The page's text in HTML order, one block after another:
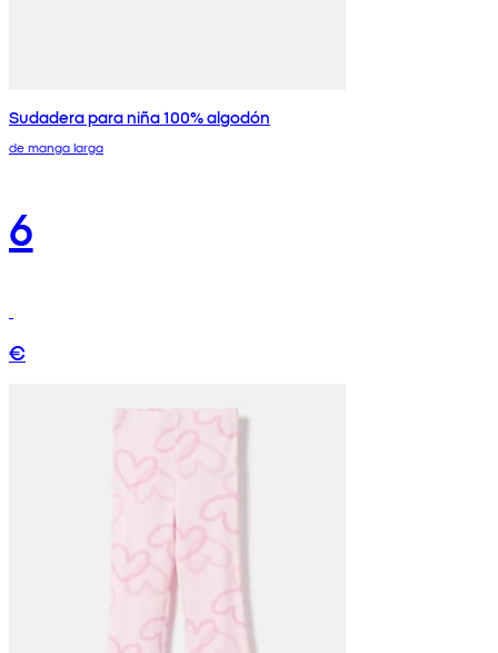
Sudadera para niña 100% algodón
de manga larga
6
€